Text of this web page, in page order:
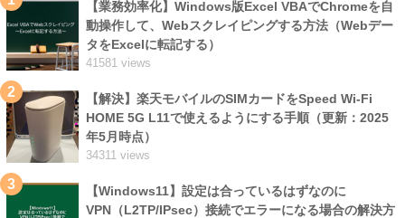
【業務効率化】Windows版Excel VBAでChromeを自
動操作して、Webスクレイピングする方法（Webデー
タをExcelに転記する）
41581 views
2
【解決】楽天モバイルのSIMカードをSpeed Wi-Fi
HOME 5G L11で使えるようにする手順（更新：2025
年5月時点）
34311 views
3
【Windows11】設定は合っているはずなのに
VPN（L2TP/IPsec）接続でエラーになる場合の解決方